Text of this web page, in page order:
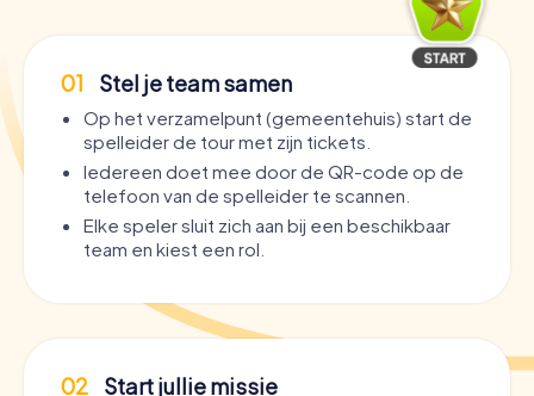
01 Stel je team samen
Op het verzamelpunt (gemeentehuis) start de
spelleider de tour met zijn tickets.
Iedereen doet mee door de QR-code op de
telefoon van de spelleider te scannen.
Elke speler sluit zich aan bij een beschikbaar
team en kiest een rol.
02 Start jullie missie